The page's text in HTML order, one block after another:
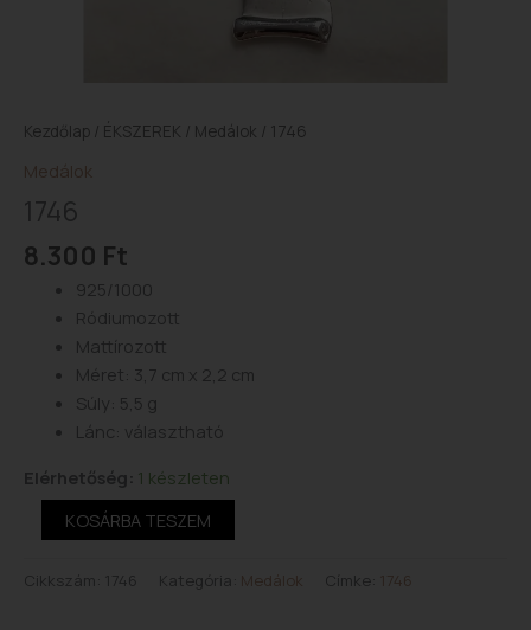
Kezdőlap / ÉKSZEREK / Medálok / 1746
Medálok
1746
8.300 Ft
925/1000
Ródiumozott
Mattírozott
Méret: 3,7 cm x 2,2 cm
Súly: 5,5 g
Lánc: választható
Elérhetőség: 1 készleten
KOSÁRBA TESZEM
Cikkszám: 1746 Kategória: Medálok Címke: 1746